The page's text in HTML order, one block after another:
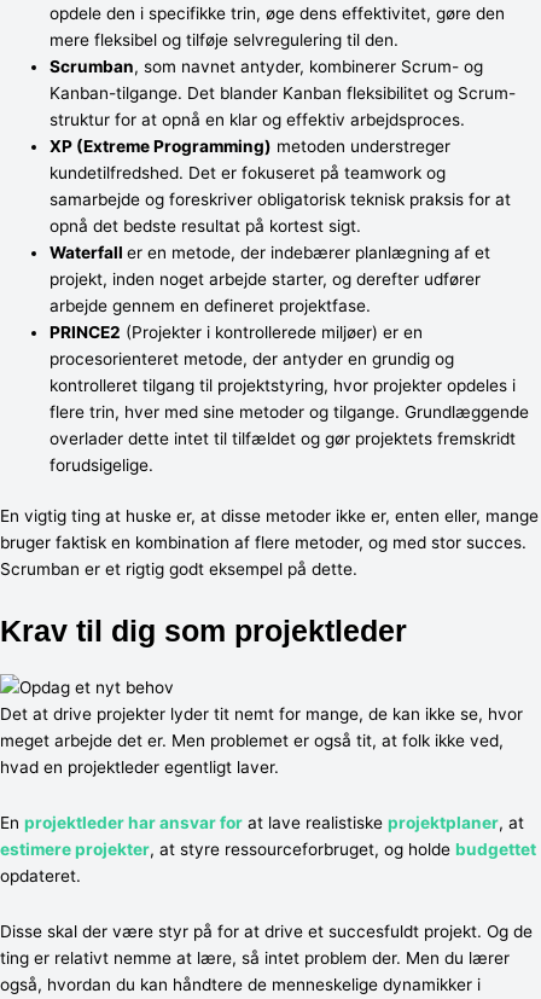
opdele den i specifikke trin, øge dens effektivitet, gøre den
mere fleksibel og tilføje selvregulering til den.
Scrumban, som navnet antyder, kombinerer Scrum- og
Kanban-tilgange. Det blander Kanban fleksibilitet og Scrum-
struktur for at opnå en klar og effektiv arbejdsproces.
XP (Extreme Programming) metoden understreger
kundetilfredshed. Det er fokuseret på teamwork og
samarbejde og foreskriver obligatorisk teknisk praksis for at
opnå det bedste resultat på kortest sigt.
Waterfaller en metode, der indebærer planlægning af et
projekt, inden noget arbejde starter, og derefter udfører
arbejde gennem en defineret projektfase.
PRINCE2 (Projekter i kontrollerede miljøer) er en
procesorienteret metode, der antyder en grundig og
kontrolleret tilgang til projektstyring, hvor projekter opdeles i
flere trin, hver med sine metoder og tilgange. Grundlæggende
overlader dette intet til tilfældet og gør projektets fremskridt
forudsigelige.
En vigtig ting at huske er, at disse metoder ikke er, enten eller, mange
bruger faktisk en kombination af flere metoder, og med stor succes.
Scrumban er et rigtig godt eksempel på dette.
Krav til dig som projektleder
Det at drive projekter lyder tit nemt for mange, de kan ikke se, hvor
meget arbejde det er. Men problemet er også tit, at folk ikke ved,
hvad en projektleder egentligt laver.
En projektleder har ansvar for at lave realistiske projektplaner, at
estimere projekter, at styre ressourceforbruget, og holde budgettet
opdateret.
Disse skal der være styr på for at drive et succesfuldt projekt. Og de
ting er relativt nemme at lære, så intet problem der. Men du lærer
også, hvordan du kan håndtere de menneskelige dynamikker i